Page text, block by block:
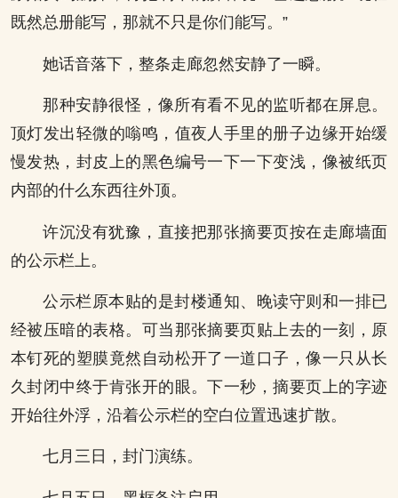
既然总册能写，那就不只是你们能写。”
她话音落下，整条走廊忽然安静了一瞬。
那种安静很怪，像所有看不见的监听都在屏息。
顶灯发出轻微的嗡鸣，值夜人手里的册子边缘开始缓
慢发热，封皮上的黑色编号一下一下变浅，像被纸页
内部的什么东西往外顶。
许沉没有犹豫，直接把那张摘要页按在走廊墙面
的公示栏上。
公示栏原本贴的是封楼通知、晚读守则和一排已
经被压暗的表格。可当那张摘要页贴上去的一刻，原
本钉死的塑膜竟然自动松开了一道口子，像一只从长
久封闭中终于肯张开的眼。下一秒，摘要页上的字迹
开始往外浮，沿着公示栏的空白位置迅速扩散。
七月三日，封门演练。